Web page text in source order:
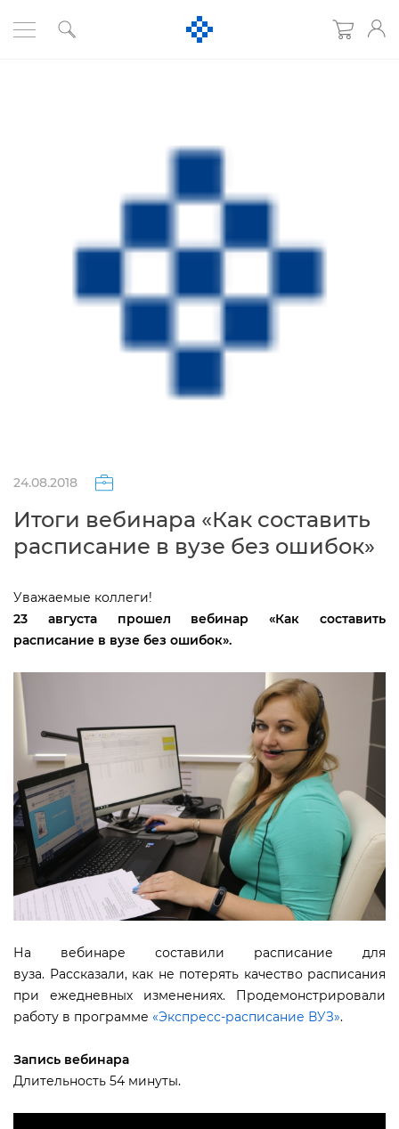
24.08.2018
Итоги вебинара «Как составить
расписание в вузе без ошибок»
Уважаемые коллеги!
23 августа прошел вебинар«Как составить
расписание в вузе без ошибок».
На вебинаре составили расписание для
уза. Рассказали, как не потерять качество расписания
при ежедневных изменениях. Продемонстрировали
работу в программе «Экспресс-расписание ВУЗ».
Запись вебинара
Длительность 54 минуты.